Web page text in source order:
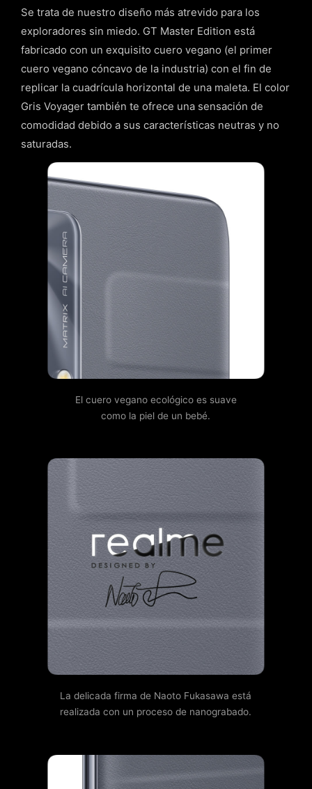
Se trata de nuestro diseño más atrevido para los
exploradores sin miedo. GT Master Edition está
fabricado con un exquisito cuero vegano (el primer
cuero vegano cóncavo de la industria) con el fin de
replicar la cuadrícula horizontal de una maleta. El color
Gris Voyager también te ofrece una sensación de
comodidad debido a sus características neutras y no
saturadas.
El cuero vegano ecológico es suave
como la piel de un bebé.
La delicada firma de Naoto Fukasawa está
realizada con un proceso de nanograbado.